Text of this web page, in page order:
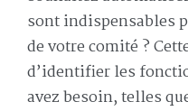
sont indispensables
de votre comité ?
d’identifier les
avez besoin, telles